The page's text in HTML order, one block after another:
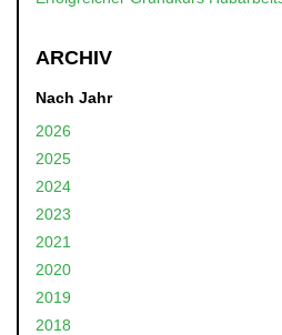
ARCHIV
Nach Jahr
2026
2025
2024
2023
2021
2020
2019
2018